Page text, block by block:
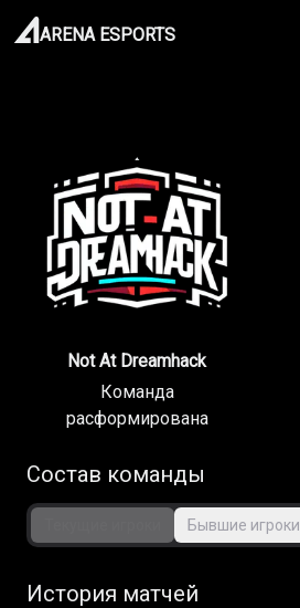
ARENA ESPORTS
Not At Dreamhack
Команда
расформирована
Состав команды
Бывшие игроки
История матчей